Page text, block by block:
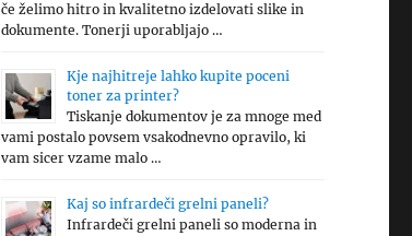
če želimo hitro in kvalitetno izdelovati slike in
dokumente. Tonerji uporabljajo …
Kje najhitreje lahko kupite poceni
toner za printer?
Tiskanje dokumentov je za mnoge med
vami postalo povsem vsakodnevno opravilo, ki
vam sicer vzame malo …
Kaj so infrardeči grelni paneli?
Infrardeči grelni paneli so moderna in